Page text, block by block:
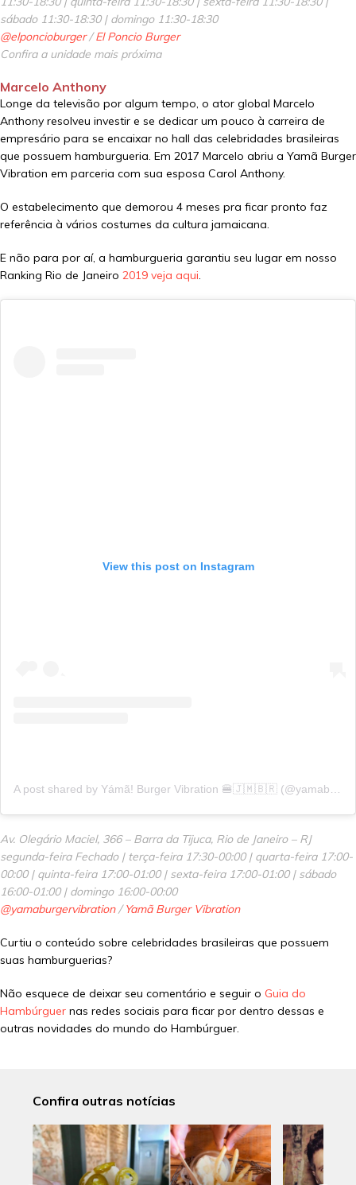
sábado 11:30-18:30 | domingo 11:30-18:30
@elponcioburger/El Poncio Burger
Confira a unidade mais próxima
Marcelo Anthony
Longe da televisão por algum tempo, o ator global Marcelo
Anthony resolveu investir e se dedicar um pouco à carreira de
empresário para se encaixar no hall das celebridades brasileiras
que possuem hamburgueria. Em 2017 Marcelo abriu a Yamã Burger
Vibration em parceria com sua esposa Carol Anthony.
O estabelecimento que demorou 4 meses pra ficar pronto faz
referência à vários costumes da cultura jamaicana.
E não para por aí, a hamburgueria garantiu seu lugar em nosso
Ranking Rio de Janeiro 2019 veja aqui.
View this post on Instagram
Av. Olegário Maciel, 366 – Barra da Tijuca, Rio de Janeiro – RJ
segunda-feira Fechado | terça-feira 17:30-00:00 | quarta-feira 17:00-
00:00 | quinta-feira 17:00-01:00 | sexta-feira 17:00-01:00 | sábado
16:00-01:00 | domingo 16:00-00:00
@yamaburgervibration/Yamã Burger Vibration
Curtiu o conteúdo sobre celebridades brasileiras que possuem
suas hamburguerias?
Não esquece de deixar seu comentário e seguir o Guia do
Hambúrguer nas redes sociais para ficar por dentro dessas e
outras novidades do mundo do Hambúrguer.
Confira outras notícias